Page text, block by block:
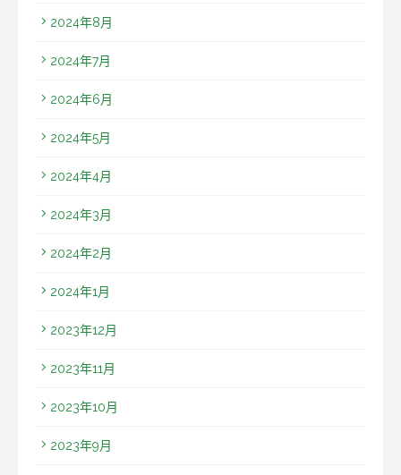
2024年8月
2024年7月
2024年6月
2024年5月
2024年4月
2024年3月
2024年2月
2024年1月
2023年12月
2023年11月
2023年10月
2023年9月